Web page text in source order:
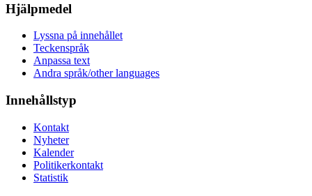
Hjälpmedel
Lyssna på innehållet
Teckenspråk
Anpassa text
Andra språk/other languages
Innehållstyp
Kontakt
Nyheter
Kalender
Politikerkontakt
Statistik